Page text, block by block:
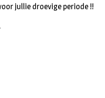
jullie droevige periode !!